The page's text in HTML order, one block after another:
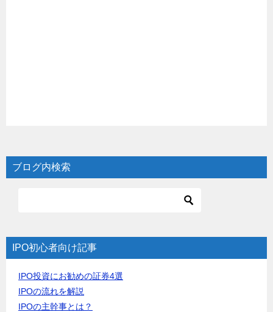
ブログ内検索
IPO初心者向け記事
IPO投資にお勧めの証券4選
IPOの流れを解説
IPOの主幹事とは？